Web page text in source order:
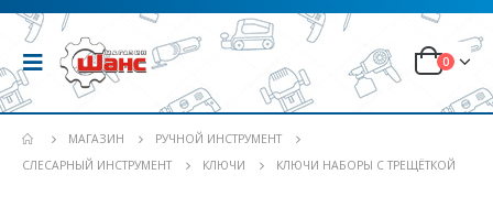
0
МАГАЗИН
РУЧНОЙ ИНСТРУМЕНТ
СЛЕСАРНЫЙ ИНСТРУМЕНТ
КЛЮЧИ КЛЮЧИ НАБОРЫ С ТРЕЩЁТКОЙ